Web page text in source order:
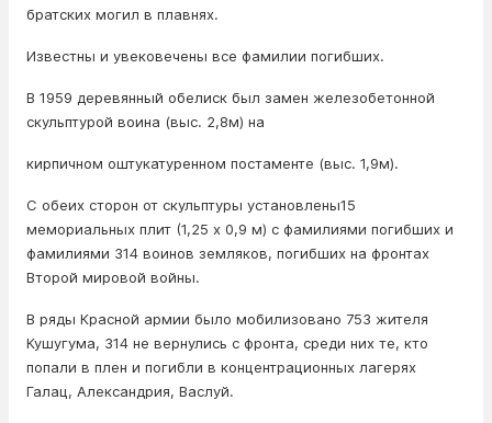
братских могил в плавнях.
Известны и увековечены все фамилии погибших.
В 1959 деревянный обелиск был замен железобетонной
скульптурой воина (выс. 2,8м) на
кирпичном оштукатуренном постаменте (выс. 1,9м).
С обеих сторон от скульптуры установлены15
мемориальных плит (1,25 х 0,9 м) с фамилиями погибших и
фамилиями 314 воинов земляков, погибших на фронтах
Второй мировой войны.
В ряды Красной армии было мобилизовано 753 жителя
Кушугума, 314 не вернулись с фронта, среди них те, кто
попали в плен и погибли в концентрационных лагерях
Галац, Александрия, Васлуй.